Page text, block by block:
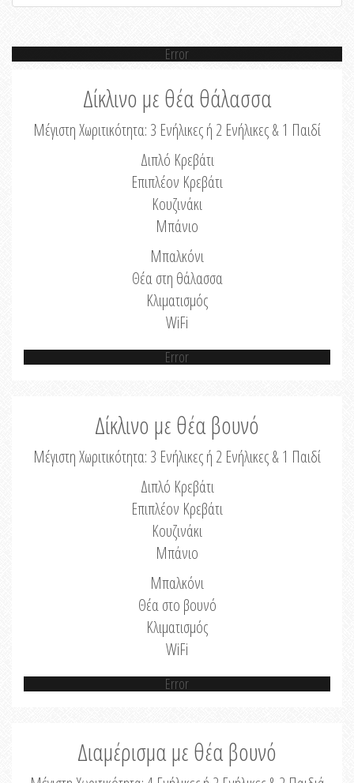
Error
Δίκλινο με θέα θάλασσα
Μέγιστη Χωριτικότητα: 3 Ενήλικες ή 2 Ενήλικες & 1 Παιδί
Διπλό Κρεβάτι
Επιπλέον Κρεβάτι
Κουζινάκι
Μπάνιο
Μπαλκόνι
Θέα στη θάλασσα
Κλιματισμός
WiFi
Error
Δίκλινο με θέα βουνό
Μέγιστη Χωριτικότητα: 3 Ενήλικες ή 2 Ενήλικες & 1 Παιδί
Διπλό Κρεβάτι
Επιπλέον Κρεβάτι
Κουζινάκι
Μπάνιο
Μπαλκόνι
Θέα στο βουνό
Κλιματισμός
WiFi
Error
Διαμέρισμα με θέα βουνό